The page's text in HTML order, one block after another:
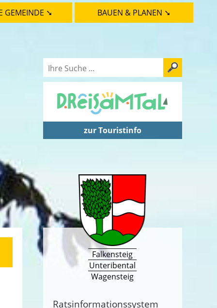
GEMEINDE ➘ BAUEN & PLANEN ➘
zur Touristinfo
Falkensteig
Unteribental
Wagensteig
Ratsinformationssystem